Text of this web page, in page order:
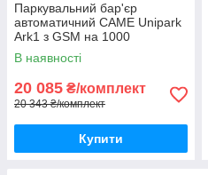
Паркувальний бар'єр
автоматичний CAME Unipark
Ark1 з GSM на 1000
абонентів
В наявності
20 085 ₴/комплект
20 343 ₴/комплект
Купити